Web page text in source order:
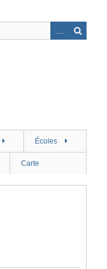
Écoles
Carte